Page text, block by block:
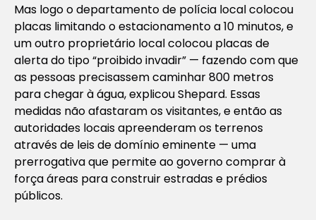
Mas logo o departamento de polícia local colocou
placas limitando o estacionamento a 10 minutos, e
um outro proprietário local colocou placas de
alerta do tipo “proibido invadir” — fazendo com que
as pessoas precisassem caminhar 800 metros
para chegar à água, explicou Shepard. Essas
medidas não afastaram os visitantes, e então as
autoridades locais apreenderam os terrenos
através de leis de domínio eminente — uma
prerrogativa que permite ao governo comprar à
força áreas para construir estradas e prédios
públicos.